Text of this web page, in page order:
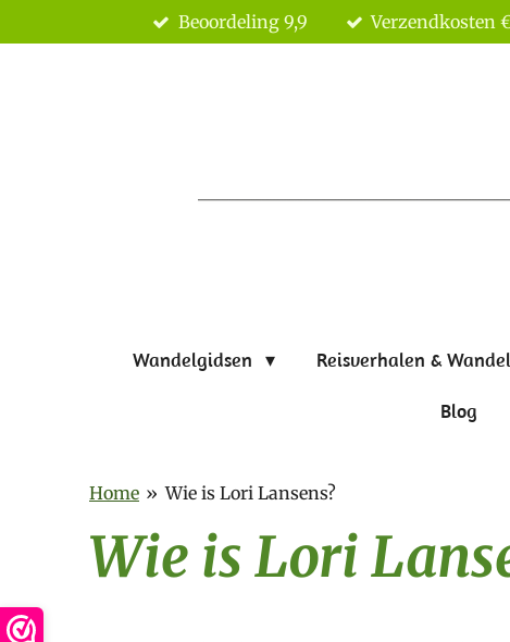
direct
Beoordeling 9,9 Verzendkosten
Wandelgidsen Reisverhalen &
Blog
Home » Wie is Lori Lansens?
Wie is Lori